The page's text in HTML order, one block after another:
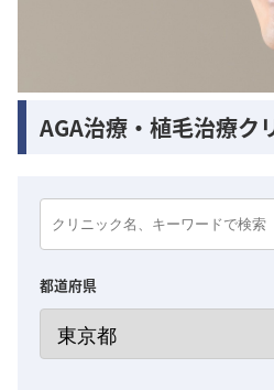
AGA治療・植毛治療ク
都道府県